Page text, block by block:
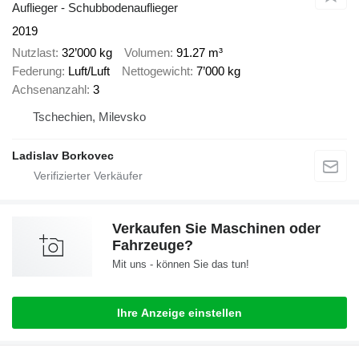
Auflieger - Schubbodenauflieger
2019
Nutzlast 32’000 kg Volumen 91.27 m³
Federung Luft/Luft Nettogewicht 7’000 kg
Achsenanzahl 3
Tschechien, Milevsko
Ladislav Borkovec
Verkaufen Sie Maschinen oder
Fahrzeuge?
Mit uns - können Sie das tun!
Ihre Anzeige einstellen